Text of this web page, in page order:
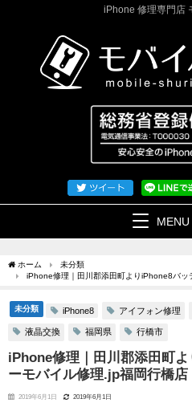
iPhone 修理専門店
MENU
ホーム
未分類
iPhone修理｜田川郡添田町よりiPhone8バッ
未分類 iPhone8 アイフォン修理
液晶交換 福岡県 行橋市
iPhone修理｜田川郡添田町
ーモバイル修理.jp福岡行橋店
2019年6月1日 2019年6月1日